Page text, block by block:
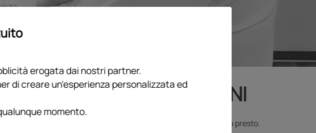
RICHIESTA INFORMAZIONI
Si prega di inserire i dati richiesti.
La vostra comunicazione verrà presa in considerazione al più presto.
erogata dai nostri partner.
di creare un'esperienza personalizzata ed
momento.